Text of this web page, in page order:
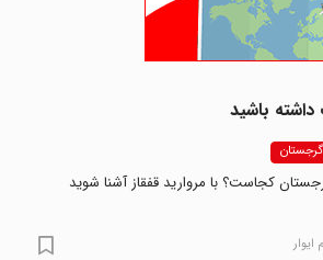
باشید
گرجستان
کجاست؟ با مروارید قفقاز آشنا شوید
ایوار